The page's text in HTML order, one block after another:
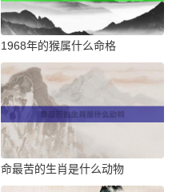
1968年的猴属什么命格
命最苦的生肖是什么动物